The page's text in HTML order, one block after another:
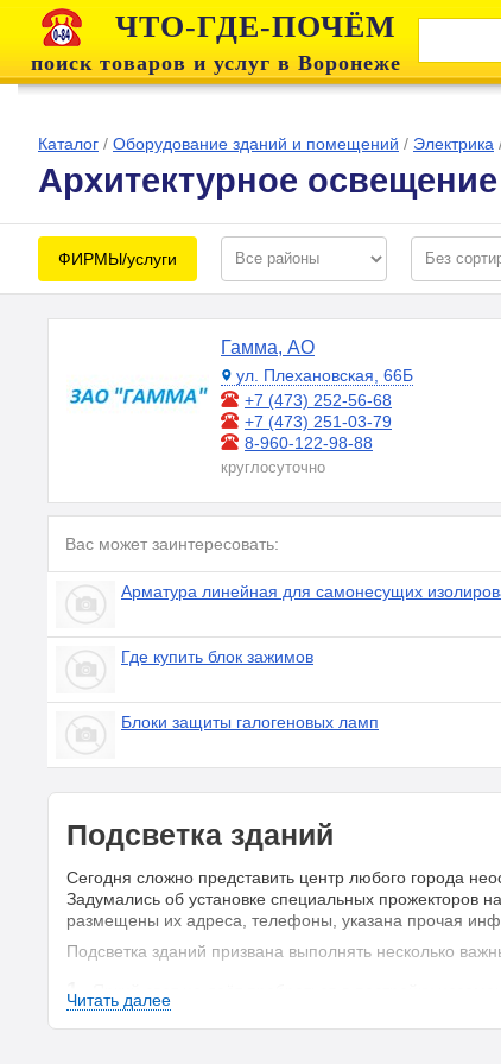
ЧТО-ГДЕ-ПОЧЁМ
поиск товаров и услуг в Воронеже
Каталог / Оборудование зданий и помещений / Электрика
Архитектурное
ФИРМЫ/услуги
Гамма, АО
ул. Плехановская, 66Б
+7 (473) 252-56-68
+7 (473) 251-03-79
8-960-122-98-88
круглосуточно
Вас может заинтересовать:
Арматура линейная для самонесущих
Где купить блок зажимов
Блоки защиты галогеновых ламп
Подсветка зданий
Сегодня сложно представить центр любого города
Задумались об установке специальных прожекторов
размещены их адреса, телефоны, указана прочая
Подсветка зданий призвана выполнять несколько
Читать далее